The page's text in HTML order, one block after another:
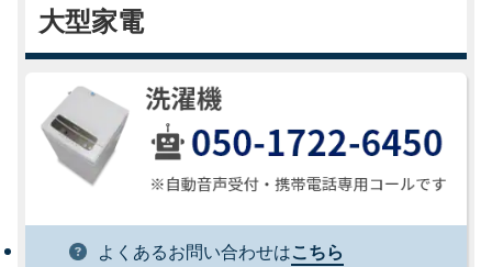
大型家電
よくあるお問い合わせはこちら